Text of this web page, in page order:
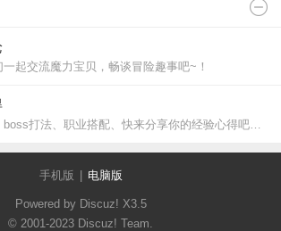
起交流魔力宝贝，畅谈冒险趣事吧~！
开荒流程、boss打法、职业搭配、快来分享你的经验心得吧，高质量攻略还会获得月见币奖励喔！
手机版 电脑版
Powered by Discuz! X3.5
© 2001-2023 Discuz! Team.